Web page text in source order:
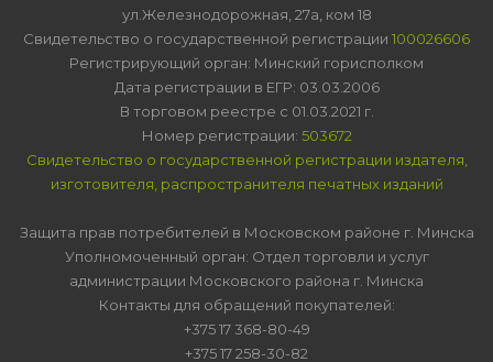
ул.Железнодорожная, 27а, ком 18
Свидетельство о государственной регистрации 100026606
Регистрирующий орган: Минский горисполком
Дата регистрации в ЕГР: 03.03.2006
В торговом реестре с 01.03.2021 г.
Номер регистрации: 503672
Свидетельство о государственной регистрации издателя,
изготовителя, распространителя печатных изданий
Защита прав потребителей в Московском районе г. Минска
Уполномоченный орган: Отдел торговли и услуг
администрации Московского района г. Минска
Контакты для обращений покупателей:
+375 17 368-80-49
+375 17 258-30-82